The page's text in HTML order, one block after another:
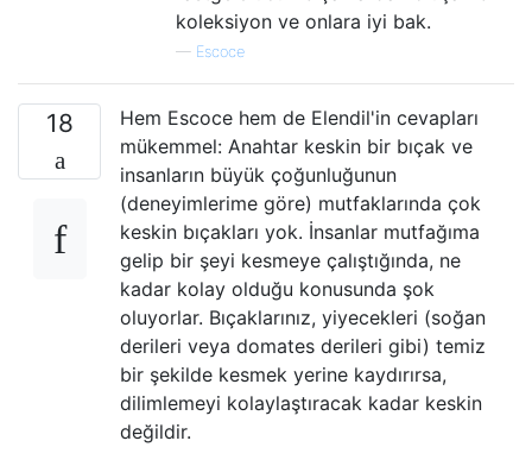
koleksiyon ve onlara iyi bak.
— Escoce
18
Hem Escoce hem de Elendil'in cevapları
mükemmel: Anahtar keskin bir bıçak ve
insanların büyük çoğunluğunun
(deneyimlerime göre) mutfaklarında çok
keskin bıçakları yok. İnsanlar mutfağıma
gelip bir şeyi kesmeye çalıştığında, ne
kadar kolay olduğu konusunda şok
oluyorlar. Bıçaklarınız, yiyecekleri (soğan
derileri veya domates derileri gibi) temiz
bir şekilde kesmek yerine kaydırırsa,
dilimlemeyi kolaylaştıracak kadar keskin
değildir.